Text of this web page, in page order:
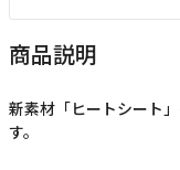
商品説明
新素材「ヒートシート
す。